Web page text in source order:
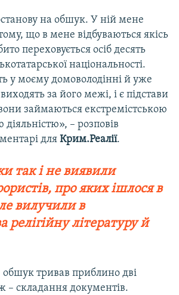
на обшук. У ній мене
що в мене відбуваються якісь
переховується осіб десять
національності.
у моєму домоволодінні й уже
за його межі, і є підстави
займаються екстремістською
– розповів
для Крим.Реалії.
так і не виявили
про яких ішлося в
вилучили в
релігійну літературу й
обшук тривав приблино дві
– складання документів.